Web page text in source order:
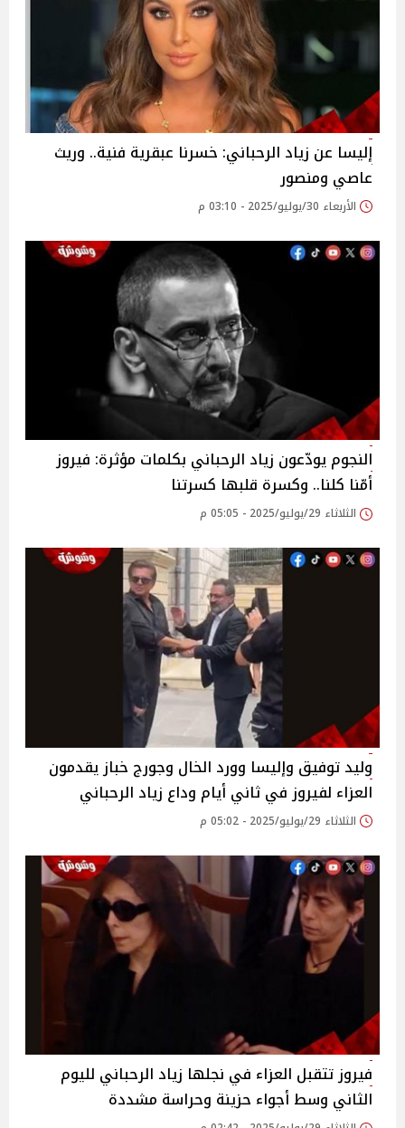
إليسا عن زياد الرحباني: خسرنا عبقرية فنية.. وريث
عاصي ومنصور‎
الأربعاء 30/يوليو/2025 - 03:10 م
النجوم يودّعون زياد الرحباني بكلمات مؤثرة: فيروز
أمّنا كلنا.. وكسرة قلبها كسرتنا‎
الثلاثاء 29/يوليو/2025 - 05:05 م
وليد توفيق وإليسا وورد الخال وجورج خباز يقدمون
العزاء لفيروز في ثاني أيام وداع زياد الرحباني‎
الثلاثاء 29/يوليو/2025 - 05:02 م
فيروز تتقبل العزاء في نجلها زياد الرحباني لليوم
الثاني وسط أجواء حزينة وحراسة مشددة